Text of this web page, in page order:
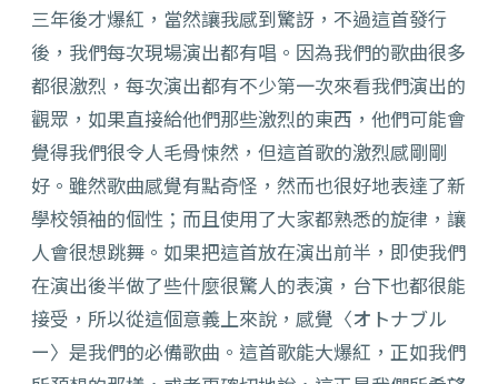
三年後才爆紅，當然讓我感到驚訝，不過這首發行
後，我們每次現場演出都有唱。因為我們的歌曲很多
都很激烈，每次演出都有不少第一次來看我們演出的
觀眾，如果直接給他們那些激烈的東西，他們可能會
覺得我們很令人毛骨悚然，但這首歌的激烈感剛剛
好。雖然歌曲感覺有點奇怪，然而也很好地表達了新
學校領袖的個性；而且使用了大家都熟悉的旋律，讓
人會很想跳舞。如果把這首放在演出前半，即使我們
在演出後半做了些什麼很驚人的表演，台下也都很能
接受，所以從這個意義上來說，感覺〈オトナブル
ー〉是我們的必備歌曲。這首歌能大爆紅，正如我們